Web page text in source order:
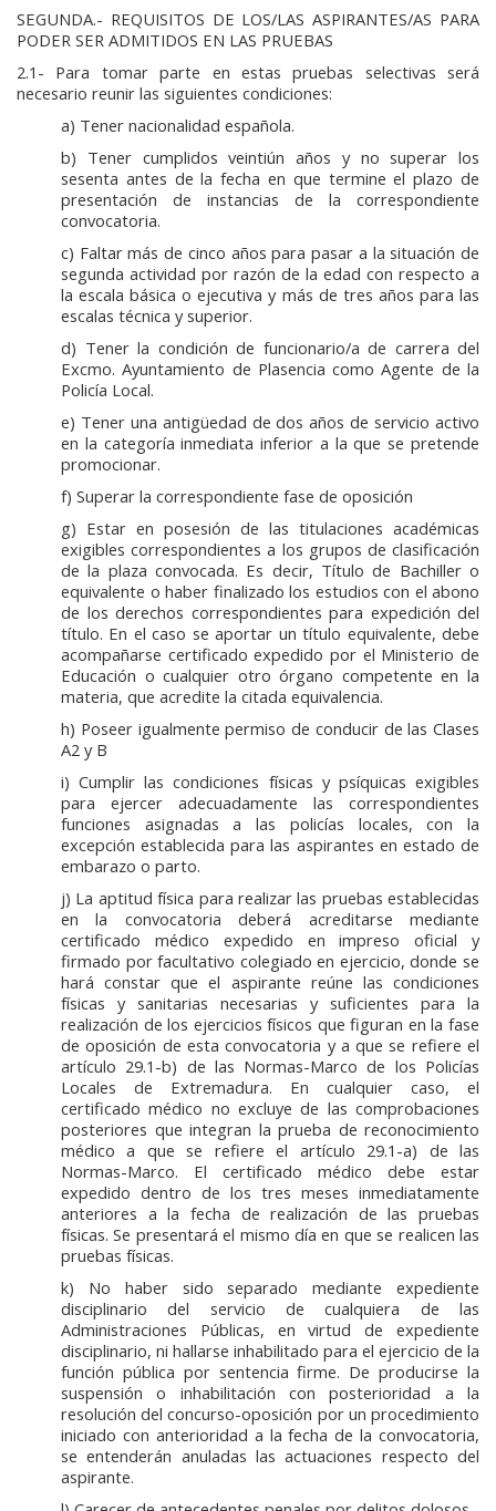
SEGUNDA.- REQUISITOS DE LOS/LAS ASPIRANTES/AS PARA
PODER SER ADMITIDOS EN LAS PRUEBAS
2.1- Para tomar parte en estas pruebas selectivas será
necesario reunir las siguientes condiciones:
a) Tener nacionalidad española.
b) Tener cumplidos veintiún años y no superar los
sesenta antes de la fecha en que termine el plazo de
presentación de instancias de la correspondiente
convocatoria.
c) Faltar más de cinco años para pasar a la situación de
segunda actividad por razón de la edad con respecto a
la escala básica o ejecutiva y más de tres años para las
escalas técnica y superior.
d) Tener la condición de funcionario/a de carrera del
Excmo. Ayuntamiento de Plasencia como Agente de la
Policía Local.
e) Tener una antigüedad de dos años de servicio activo
en la categoría inmediata inferior a la que se pretende
promocionar.
f) Superar la correspondiente fase de oposición
g) Estar en posesión de las titulaciones académicas
exigibles correspondientes a los grupos de clasificación
de la plaza convocada. Es decir, Título de Bachiller o
equivalente o haber finalizado los estudios con el abono
de los derechos correspondientes para expedición del
título. En el caso se aportar un título equivalente, debe
acompañarse certificado expedido por el Ministerio de
Educación o cualquier otro órgano competente en la
materia, que acredite la citada equivalencia.
h) Poseer igualmente permiso de conducir de las Clases
A2 y B
i) Cumplir las condiciones físicas y psíquicas exigibles
para ejercer adecuadamente las correspondientes
funciones asignadas a las policías locales, con la
excepción establecida para las aspirantes en estado de
embarazo o parto.
j) La aptitud física para realizar las pruebas establecidas
en la convocatoria deberá acreditarse mediante
certificado médico expedido en impreso oficial y
firmado por facultativo colegiado en ejercicio, donde se
hará constar que el aspirante reúne las condiciones
físicas y sanitarias necesarias y suficientes para la
realización de los ejercicios físicos que figuran en la fase
de oposición de esta convocatoria y a que se refiere el
artículo 29.1-b) de las Normas-Marco de los Policías
Locales de Extremadura. En cualquier caso, el
certificado médico no excluye de las comprobaciones
posteriores que integran la prueba de reconocimiento
médico a que se refiere el artículo 29.1-a) de las
Normas-Marco. El certificado médico debe estar
expedido dentro de los tres meses inmediatamente
anteriores a la fecha de realización de las pruebas
físicas. Se presentará el mismo día en que se realicen las
pruebas físicas.
k) No haber sido separado mediante expediente
disciplinario del servicio de cualquiera de las
Administraciones Públicas, en virtud de expediente
disciplinario, ni hallarse inhabilitado para el ejercicio de la
función pública por sentencia firme. De producirse la
suspensión o inhabilitación con posterioridad a la
resolución del concurso-oposición por un procedimiento
iniciado con anterioridad a la fecha de la convocatoria,
se entenderán anuladas las actuaciones respecto del
aspirante.